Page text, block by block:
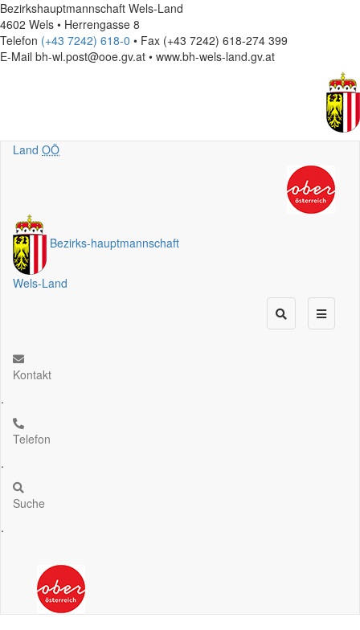
Bezirkshauptmannschaft Wels-Land
4602 Wels • Herrengasse 8
Telefon (+43 7242) 618-0 • Fax (+43 7242) 618-274 399
E-Mail bh-wl.post@ooe.gv.at • www.bh-wels-land.gv.at
Land OÖ
Bezirks-hauptmannschaft
Wels-Land
Kontakt
.
Telefon
.
Suche
.